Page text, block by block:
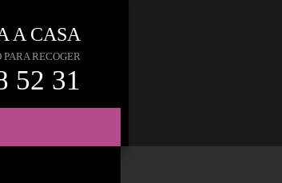
A CASA
RECOGER
52 31